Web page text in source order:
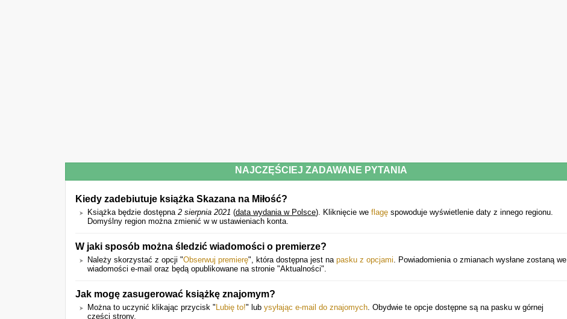
NAJCZĘŚCIEJ ZADAWANE PYTANIA
Kiedy zadebiutuje książka Skazana na Miłość?
Książka będzie dostępna 2 sierpnia 2021 (data wydania w Polsce). Kliknięcie we flagę spowoduje wyświetlenie daty z innego regionu.
Domyślny region można zmienić w w ustawieniach konta.
W jaki sposób można śledzić wiadomości o premierze?
Należy skorzystać z opcji "Obserwuj premierę", która dostępna jest na pasku z opcjami. Powiadomienia o zmianach wysłane zostaną we
wiadomości e-mail oraz będą opublikowane na stronie "Aktualności".
Jak mogę zasugerować książkę znajomym?
Można to uczynić klikając przycisk " Lubię to!" lub ysyłając e-mail do znajomych. Obydwie te opcje dostępne są na pasku w górnej
części strony.